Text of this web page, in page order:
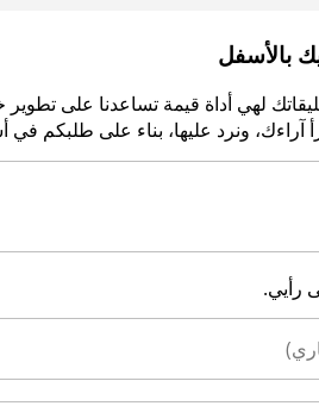
بالأسفل
لهي أداة قيمة تساعدنا على
ونرد عليها، بناء على طلبكم
رأيي.